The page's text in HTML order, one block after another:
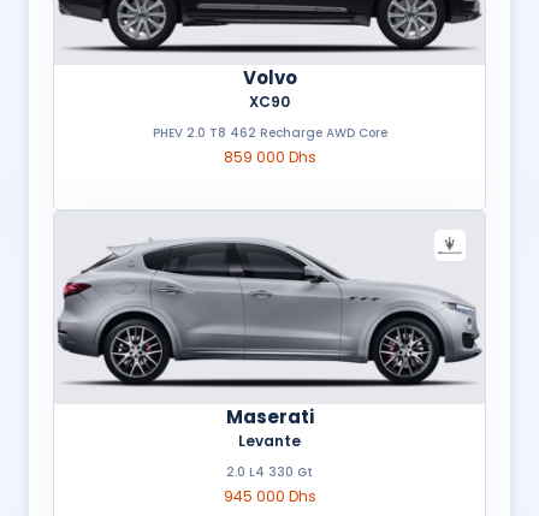
Volvo
XC90
PHEV 2.0 T8 462 Recharge AWD Core
859 000 Dhs
Maserati
Levante
2.0 L4 330 Gt
945 000 Dhs